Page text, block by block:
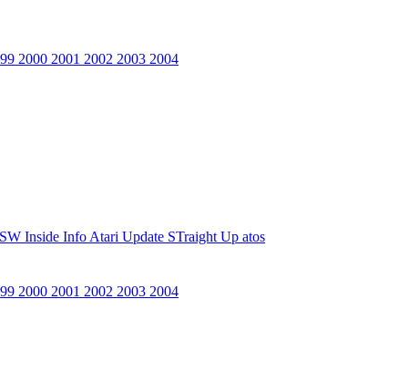
2000 2001 2002 2003 2004
Inside Info Atari Update STraight Up atos
2000 2001 2002 2003 2004